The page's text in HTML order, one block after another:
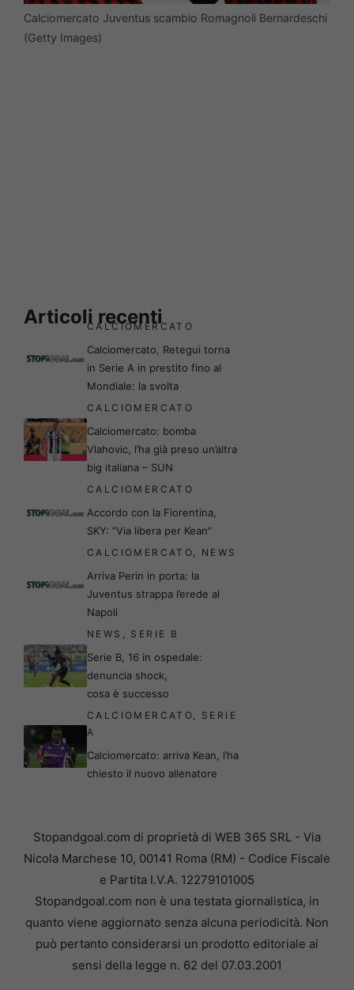
Calciomercato Juventus scambio Romagnoli Bernardeschi
(Getty Images)
Articoli recenti
CALCIOMERCATO
Calciomercato, Retegui torna
in Serie A in prestito fino al
Mondiale: la svolta
CALCIOMERCATO
Calciomercato: bomba
Vlahovic, l’ha già preso un’altra
big italiana – SUN
CALCIOMERCATO
Accordo con la Fiorentina,
SKY: “Via libera per Kean”
CALCIOMERCATO NEWS
Arriva Perin in porta: la
Juventus strappa l’erede al
Napoli
NEWS SERIE B
Serie B, 16 in ospedale:
denuncia shock,
cosa è successo
CALCIOMERCATO
SERIE
A
Calciomercato: arriva Kean, l’ha
chiesto il nuovo allenatore
Stopandgoal.com di proprietà di WEB 365 SRL - Via
Nicola Marchese 10, 00141 Roma (RM) - Codice Fiscale
e Partita I.V.A. 12279101005
Stopandgoal.com non è una testata giornalistica, in
quanto viene aggiornato senza alcuna periodicità. Non
può pertanto considerarsi un prodotto editoriale ai
sensi della legge n. 62 del 07.03.2001